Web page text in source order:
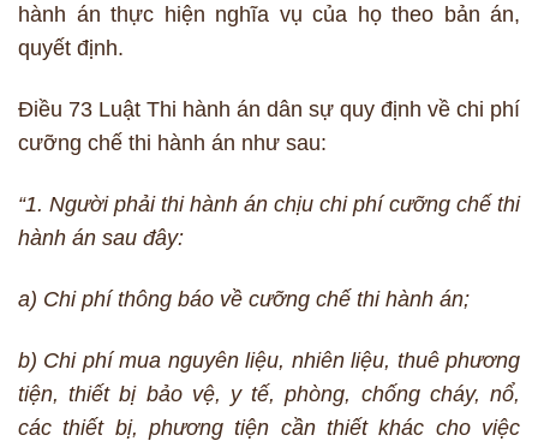
hành án thực hiện nghĩa vụ của họ theo bản án,
quyết định.
Điều 73 Luật Thi hành án dân sự quy định về chi phí
cưỡng chế thi hành án như sau:
“1. Người phải thi hành án chịu chi phí cưỡng chế thi
hành án sau đây:
a) Chi phí thông báo về cưỡng chế thi hành án;
b) Chi phí mua nguyên liệu, nhiên liệu, thuê phương
tiện, thiết bị bảo vệ, y tế, phòng, chống cháy, nổ,
các thiết bị, phương tiện cần thiết khác cho việc